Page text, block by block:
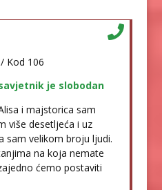
/ Kod 106
je slobodan
i majstorica sam
više desetljeća i uz
sam velikom broju ljudi.
na koja nemate
ćemo postaviti